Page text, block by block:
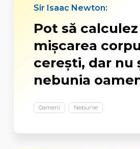
Sir Isaac Newton:
Pot să calculez
mişcarea
cereşti, dar nu
nebunia
Oameni Nebunie